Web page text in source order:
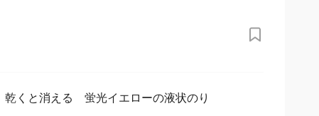
乾くと消える 蛍光イエローの液状のり